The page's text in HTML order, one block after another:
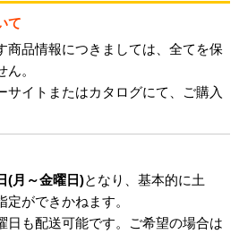
て
商品情報につきましては、全てを保
。
サイトまたはカタログにて、ご購入
(月～金曜日)となり、基本的に土
ができかねます。
も配送可能です。ご希望の場合は